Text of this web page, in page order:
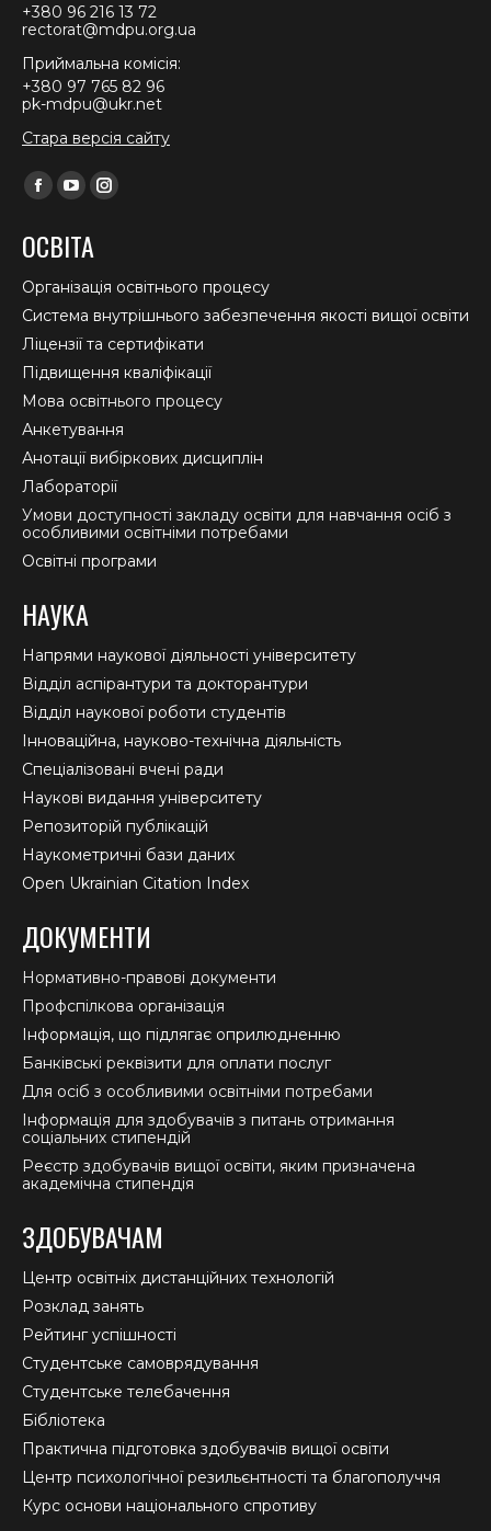
+380 96 216 13 72
rectorat@mdpu.org.ua
Приймальна комісія:
+380 97 765 82 96
pk-mdpu@ukr.net
Стара версія сайту
Find us on:
Facebook
opens
in
new
window
YouTube
opens
in
new
window
Instagram
in
new
window
ОСВІТА
Організація освітнього процесу
Система внутрішнього забезпечення якості вищої освіти
Ліцензії та сертифікати
Підвищення кваліфікації
Мова освітнього процесу
Анкетування
Анотації вибіркових дисциплін
Лабораторії
Умови доступності закладу освіти для навчання осіб з
особливими освітніми потребами
Освітні програми
НАУКА
Напрями наукової діяльності університету
Відділ аспірантури та докторантури
Відділ наукової роботи студентів
Інноваційна, науково-технічна діяльність
Спеціалізовані вчені ради
Наукові видання університету
Репозиторій публікацій
Наукометричні бази даних
Open Ukrainian Citation Index
ДОКУМЕНТИ
Нормативно-правові документи
Профспілкова організація
Інформація, що підлягає оприлюдненню
Банківські реквізити для оплати послуг
Для осіб з особливими освітніми потребами
Інформація для здобувачів з питань отримання
соціальних стипендій
Реєстр здобувачів вищої освіти, яким призначена
академічна стипендія
ЗДОБУВАЧАМ
Центр освітніх дистанційних технологій
Розклад занять
Рейтинг успішності
Студентське самоврядування
Студентське телебачення
Бібліотека
Практична підготовка здобувачів вищої освіти
Центр психологічної резильєнтності та благополуччя
Курс основи національного спротиву